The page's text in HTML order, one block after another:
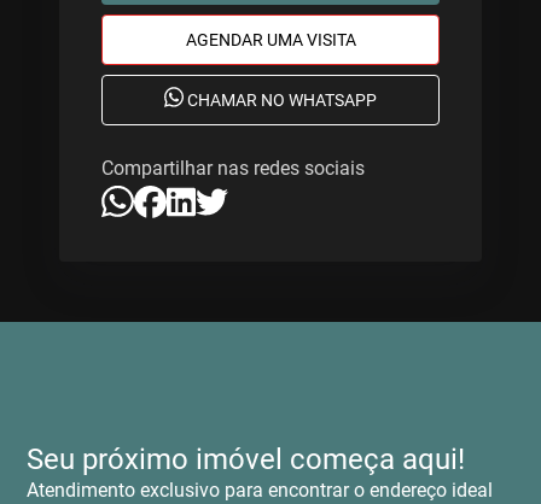
AGENDAR UMA VISITA
CHAMAR NO WHATSAPP
Compartilhar nas redes sociais
Seu próximo imóvel começa aqui!
Atendimento exclusivo para encontrar o endereço ideal